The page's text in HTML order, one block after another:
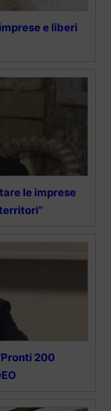
e liberi
le imprese
200